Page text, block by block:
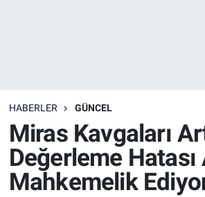
HABERLER GÜNCEL
Miras Kavgaları
Değerleme
Mahkemelik
Köşe Yazarları
Kültür Sanat
Manşet